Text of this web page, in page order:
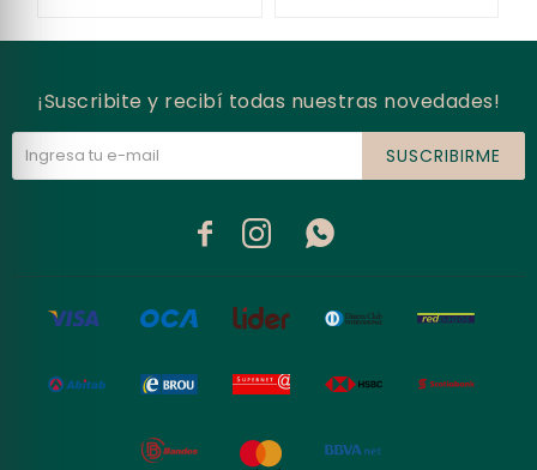
¡Suscribite y recibí todas nuestras novedades!
SUSCRIBIRME
  